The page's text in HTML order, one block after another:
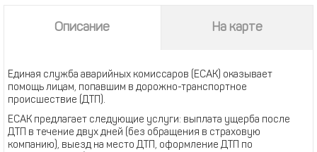
Описание На карте
Единая служба аварийных комиссаров (ЕСАК) оказывает
помощь лицам, попавшим в дорожно-транспортное
происшествие (ДТП).
ЕСАК предлагает следующие услуги: выплата ущерба после
ДТП в течение двух дней (без обращения в страховую
компанию), выезд на место ДТП, оформление ДТП по